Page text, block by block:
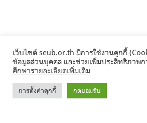
©2017 Seub.or.th
เว็บไซต์ seub.or.th มีการใช้งานคุกกี้
ข้อมูลส่วนบุคคล และช่วยเพิ่มประสิทธิภาพก
ศึกษารายละเอียดเพิ่มเติม
การตั้งค่าคุกกี้ กดยอมรับ